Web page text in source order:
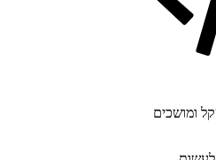
ומושכים